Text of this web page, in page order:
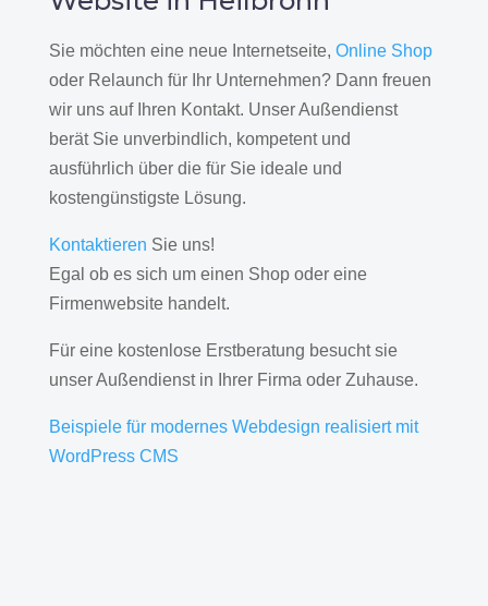
Sie möchten eine neue Internetseite, Online Shop
oder Relaunch für Ihr Unternehmen? Dann freuen
wir uns auf Ihren Kontakt. Unser Außendienst
berät Sie unverbindlich, kompetent und
ausführlich über die für Sie ideale und
kostengünstigste Lösung.
Kontaktieren Sie uns!
Egal ob es sich um einen Shop oder eine
Firmenwebsite handelt.
Für eine kostenlose Erstberatung besucht sie
unser Außendienst in Ihrer Firma oder Zuhause.
Beispiele für modernes Webdesign realisiert mit
WordPress CMS